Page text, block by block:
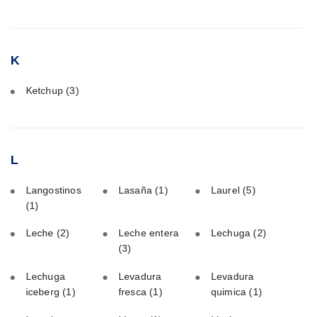
K
Ketchup(3)
L
Langostinos
(1)
Lasaña(1) Laurel(5)
Leche (2)
Leche entera
(3)
Lechuga(2)
Lechuga
iceberg(1)
Levadura
fresca(1)
Levadura
quimica(1)